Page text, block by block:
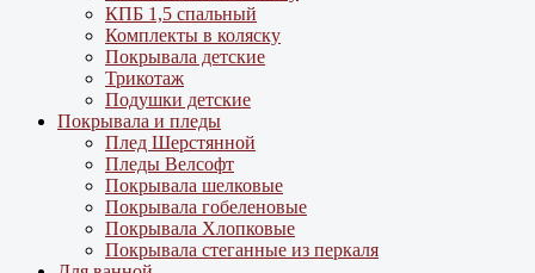
КПБ 1,5 спальный
Комплекты в коляску
Покрывала детские
Трикотаж
Подушки детские
Покрывала и пледы
Плед Шерстянной
Пледы Велсофт
Покрывала шелковые
Покрывала гобеленовые
Покрывала Хлопковые
Покрывала стеганные из перкаля